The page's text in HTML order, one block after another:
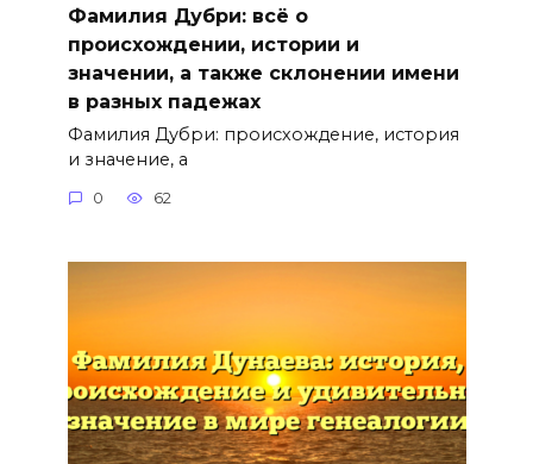
Фамилия Дубри: всё о
происхождении, истории и
значении, а также склонении имени
в разных падежах
Фамилия Дубри: происхождение, история
и значение, а
0 62